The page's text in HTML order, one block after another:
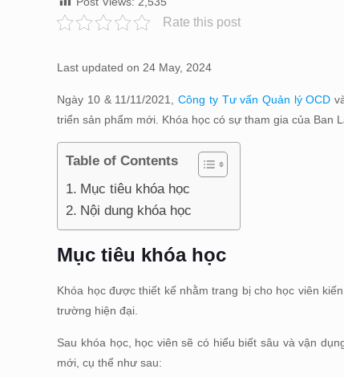
Rate this post
Last updated on 24 May, 2024
Ngày 10 & 11/11/2021,Công ty Tư vấn Quản lý OCD
triển sản phẩm mới. Khóa học có sự tham gia của Ban
Table of Contents
Mục tiêu khóa học
Nội dung khóa học
Mục tiêu khóa học
Khóa học được thiết kế nhằm trang bị cho học viên
trường hiện đại.
Sau khóa học, học viên sẽ có hiểu biết sâu và vận
mới, cụ thể như sau: